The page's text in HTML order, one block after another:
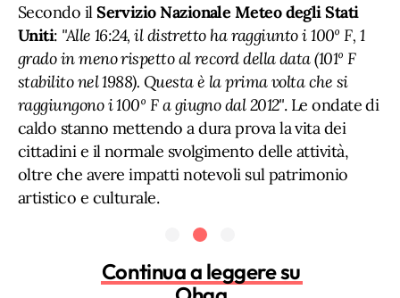
Secondo ilServizio Nazionale Meteo degli Stati
Uniti: "Alle 16:24, il distretto ha raggiunto i 100º F, 1
grado in meno rispetto al record della data (101º F
stabilito nel 1988). Questa è la prima volta che si
raggiungono i 100º F a giugno dal 2012". Le ondate di
caldo stanno mettendo a dura prova la vita dei
cittadini e il normale svolgimento delle attività,
oltre che avere impatti notevoli sul patrimonio
artistico e culturale.
Continua a leggere su